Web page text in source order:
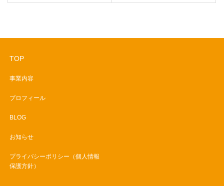
TOP
事業内容
プロフィール
BLOG
お知らせ
プライバシーポリシー（個人情報
保護方針）